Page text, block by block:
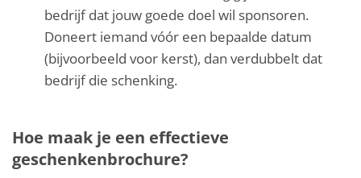
bedrijf dat jouw goede doel wil sponsoren.
Doneert iemand vóór een bepaalde datum
(bijvoorbeeld voor kerst), dan verdubbelt dat
bedrijf die schenking.
Hoe maak je een effectieve
geschenkenbrochure?